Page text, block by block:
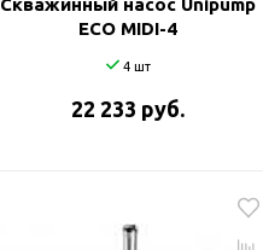
Скважинный насос Unipump
ECO MIDI-4
4 шт
22 233 руб.